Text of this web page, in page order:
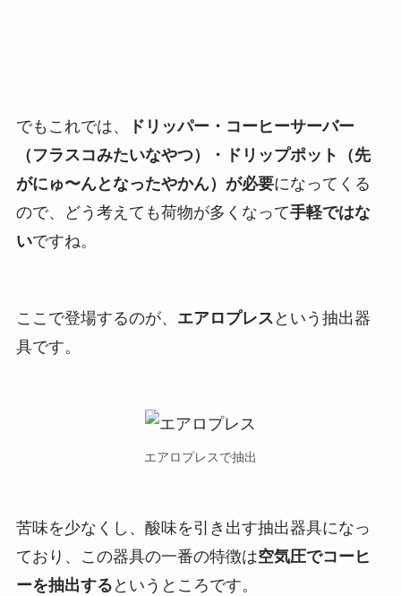
でもこれでは、
ドリッパー・コーヒーサーバー
（フラスコみたいなやつ）・ドリップポット（先
がにゅ〜んとなったやかん）が必要になってくる
ので、どう考えても荷物が多くなって手軽ではな
いですね。
ここで登場するのが、 エアロプレス という抽出器
具です。
エアロプレスで抽出
苦味を少なくし、酸味を引き出す抽出器具になっ
ており、この器具の一番の特徴は空気圧でコーヒ
ーを抽出する というところです。